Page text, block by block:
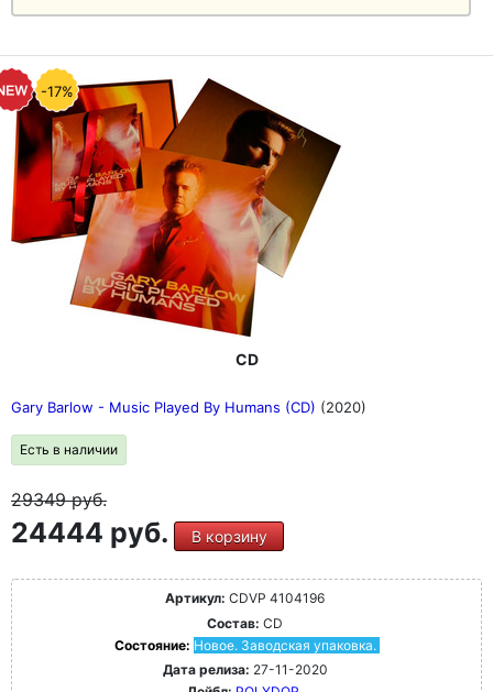
-17%
CD
Gary Barlow - Music Played By Humans (CD) (2020)
Есть в наличии
29349руб.
24444 руб. В корзину
Артикул: CDVP 4104196
Состав: CD
Состояние: Новое. Заводская упаковка.
Дата релиза: 27-11-2020